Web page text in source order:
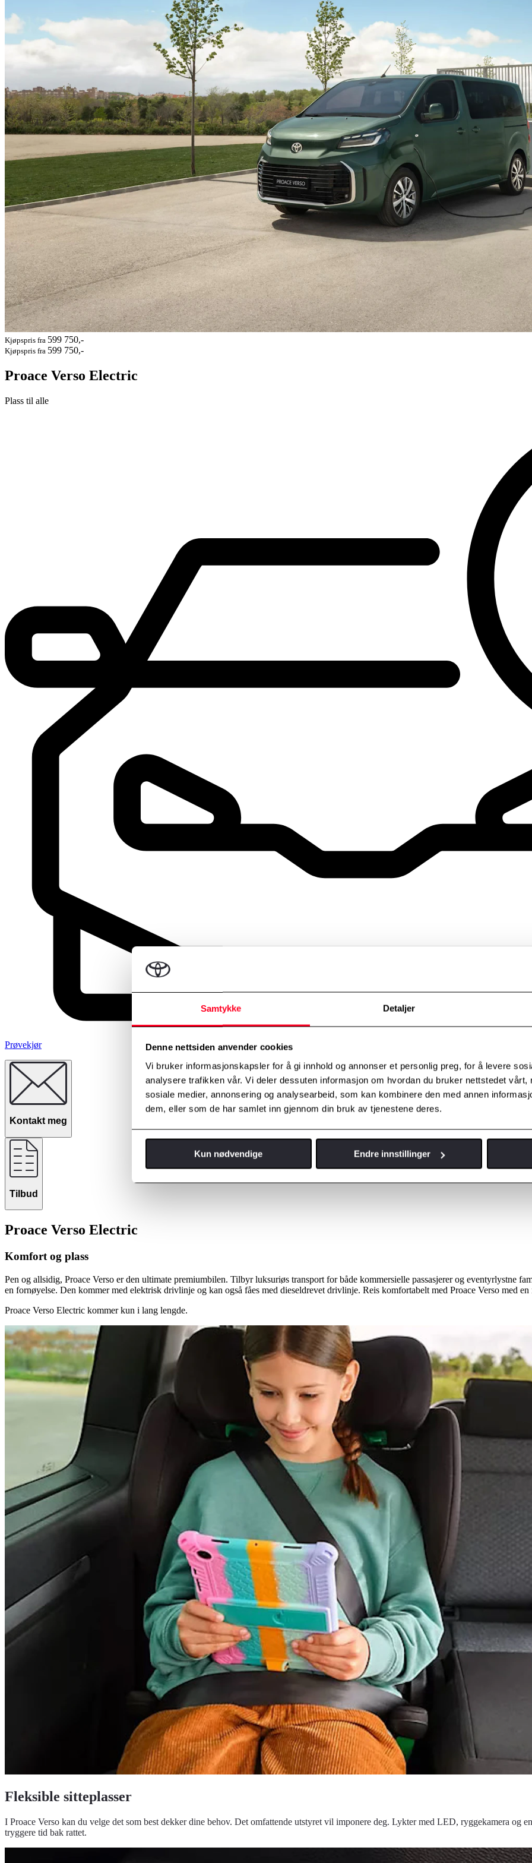
Samtykke Detaljer
Denne nettsiden anvender cookies
Vi bruker informasjonskapsler for å gi innhold og annonser et personlig preg, for å levere
analysere trafikken vår. Vi deler dessuten informasjon om hvordan du bruker nettstedet vårt,
sosiale medier, annonsering og analysearbeid, som kan kombinere den med annen
dem, eller som de har samlet inn gjennom din bruk av tjenestene deres.
Kun nødvendige Endre innstillinger
Kjøpspris fra 599 750,-
Kjøpspris fra 599 750,-
Proace Verso Electric
Plass til alle
Prøvekjør
Kontakt meg
Tilbud
Proace Verso Electric
Komfort og plass
Pen og allsidig, Proace Verso er den ultimate premiumbilen. Tilbyr luksuriøs transport for både kommersielle passasjerer og eventyrlystne
en fornøyelse. Den kommer med elektrisk drivlinje og kan også fåes med dieseldrevet drivlinje. Reis komfortabelt med Proace Verso med
Proace Verso Electric kommer kun i lang lengde.
Fleksible sitteplasser
I Proace Verso kan du velge det som best dekker dine behov. Det omfattende utstyret vil imponere deg. Lykter med LED, ryggekamera og
tryggere tid bak rattet.